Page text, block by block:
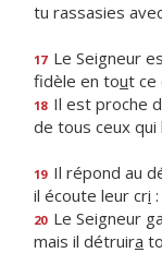
tu rassasies
17 Le Seigneur
fidèle en tout ce
18 Il est proche
de tous ceux qui
19 Il répond au
il écoute leur cri
20 Le Seigneur
mais il détruira